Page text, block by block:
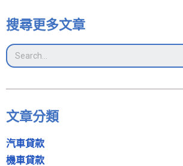
搜尋更多文章
文章分類
汽車貸款
機車貸款